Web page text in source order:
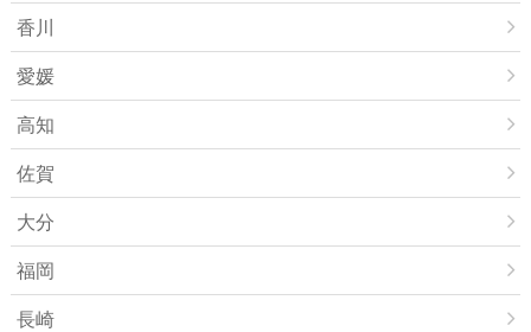
香川
愛媛
高知
佐賀
大分
福岡
長崎